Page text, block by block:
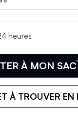
heures
À MON SAC
À TROUVER EN